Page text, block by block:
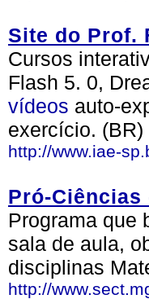
Site do Prof.
Cursos
Flash 5. 0,
vídeos auto-
exercício. (BR)
http://www.iae-
Pró-Ciências
Programa que
sala de aula,
disciplinas
http://